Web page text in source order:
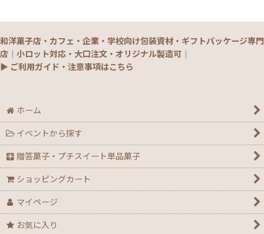
和洋菓子店・カフェ・企業・学校向け包装資材・ギフトパッケージ専門
店｜小ロット対応・大口注文・オリジナル製造可｜
▶ ご利用ガイド・注意事項はこちら
ホーム
イベントから探す
贈答菓子・プチスイート単品菓子
ショッピングカート
マイページ
お気に入り